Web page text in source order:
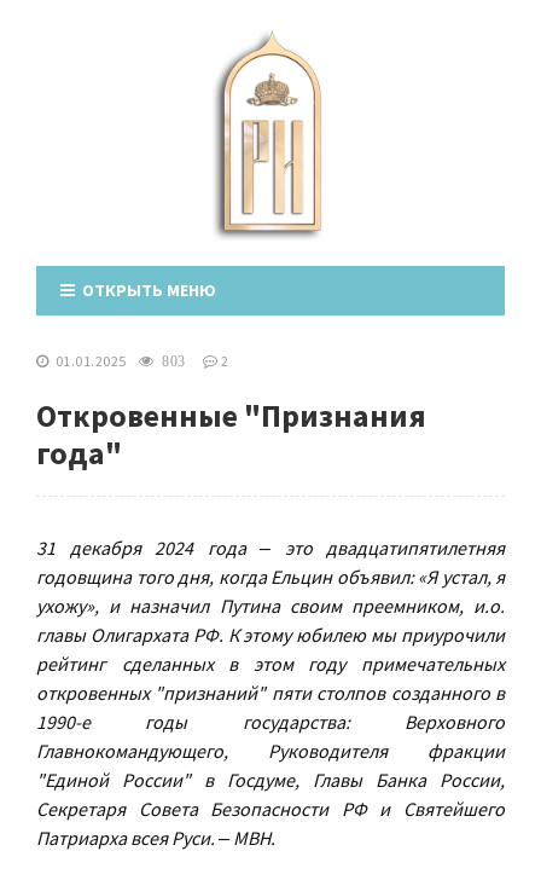
ОТКРЫТЬ МЕНЮ
01.01.2025 803 2
Откровенные "Признания
года"
31 декабря 2024 года ‒ это двадцатипятилетняя
годовщина того дня, когда Ельцин объявил: «Я устал, я
ухожу», и назначил Путина своим преемником, и.о.
главы Олигархата РФ. К этому юбилею мы приурочили
рейтинг сделанных в этом году примечательных
откровенных "признаний" пяти столпов созданного в
1990-е годы государства: Верховного
Главнокомандующего, Руководителя фракции
"Единой России" в Госдуме, Главы Банка России,
Секретаря Совета Безопасности РФ и Святейшего
Патриарха всея Руси. ‒ МВН.